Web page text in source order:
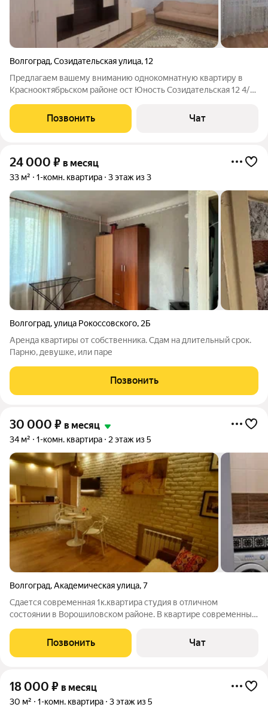
Волгоград,Созидательская улица,12
Предлагаем вашему вниманию однокомнатную квартиру в
Краснооктябрьском районе ост Юность Созидательская 12 4/5
укомплектована мебелью бытовой техникой. Паре можно
девушке или парню без животных без
Позвонить Чат
24 000 ₽ в месяц
33 м² 1-комн. квартира 3 этаж из 3
Волгоград,улица Рокоссовского, 2Б
Аренда квартиры от собственника. Сдам на длительный срок.
Парню, девушке, или паре
Позвонить
30 000 ₽ в месяц
34 м² 1-комн. квартира 2 этаж из 5
Волгоград,Академическая улица,7
Сдается современная 1к.квартира студия в отличном
состоянии в Ворошиловском районе. В квартире современный
мебелью и техникой. 30000руб+квитанция, залог 15000руб.
СДАЕТСЯ ДЛЯ ОДНОГО некурящего
Позвонить Чат
18 000 ₽ в месяц
30 м² 1-комн. квартира 3 этаж из 5